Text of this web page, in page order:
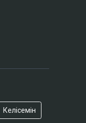
Келісемін